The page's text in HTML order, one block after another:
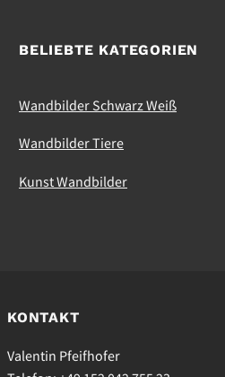
BELIEBTE KATEGORIEN
Wandbilder Schwarz Weiß
Wandbilder Tiere
Kunst Wandbilder
KONTAKT
Valentin Pfeifhofer